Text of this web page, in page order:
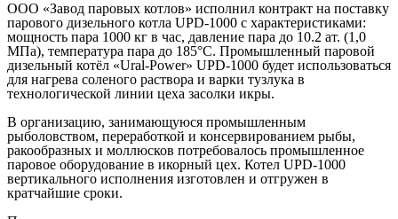
ООО «Завод паровых котлов» исполнил контракт на поставку
парового дизельного котла UPD-1000 с характеристиками:
мощность пара 1000 кг в час, давление пара до 10.2 ат. (1,0
МПа), температура пара до 185°С. Промышленный паровой
дизельный котёл «Ural-Power» UPD-1000 будет использоваться
для нагрева соленого раствора и варки тузлука в
технологической линии цеха засолки икры.
В организацию, занимающуюся промышленным
рыболовством, переработкой и консервированием рыбы,
ракообразных и моллюсков потребовалось промышленное
паровое оборудование в икорный цех. Котел UPD-1000
вертикального исполнения изготовлен и отгружен в
кратчайшие сроки.